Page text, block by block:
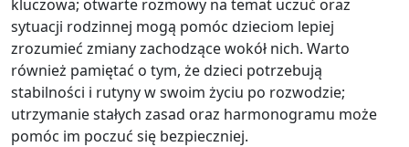
kluczowa; otwarte rozmowy na temat uczuć oraz
sytuacji rodzinnej mogą pomóc dzieciom lepiej
zrozumieć zmiany zachodzące wokół nich. Warto
również pamiętać o tym, że dzieci potrzebują
stabilności i rutyny w swoim życiu po rozwodzie;
utrzymanie stałych zasad oraz harmonogramu może
pomóc im poczuć się bezpieczniej.